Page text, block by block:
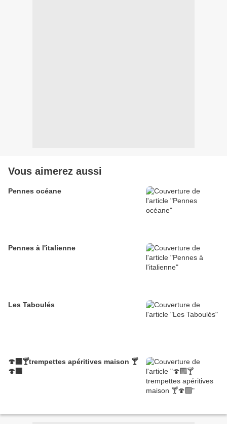
Vous aimerez aussi
Pennes océane
Pennes à l'italienne
Les Taboulés
🍄‍🟫🍸trempettes apéritives maison 🍸
🍄‍🟫